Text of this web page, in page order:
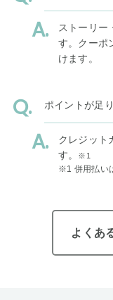
ストーリー
す。クーポ
けます。
ポイントが足
クレジット
す。
※1
※1 併用払い
よくあ